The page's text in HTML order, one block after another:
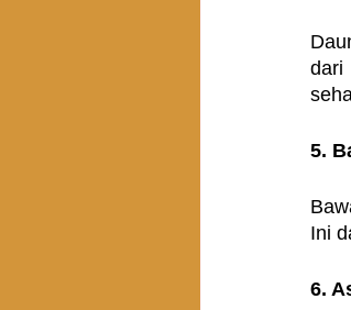
dari
5.
Ini
6.